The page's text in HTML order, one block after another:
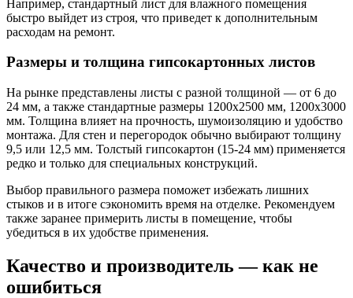
Например, стандартный лист для влажного помещения
быстро выйдет из строя, что приведет к дополнительным
расходам на ремонт.
Размеры и толщина гипсокартонных листов
На рынке представлены листы с разной толщиной — от 6 до
24 мм, а также стандартные размеры 1200х2500 мм, 1200х3000
мм. Толщина влияет на прочность, шумоизоляцию и удобство
монтажа. Для стен и перегородок обычно выбирают толщину
9,5 или 12,5 мм. Толстый гипсокартон (15-24 мм) применяется
редко и только для специальных конструкций.
Выбор правильного размера поможет избежать лишних
стыков и в итоге сэкономить время на отделке. Рекомендуем
также заранее примерить листы в помещение, чтобы
убедиться в их удобстве применения.
Качество и производитель — как не
ошибиться